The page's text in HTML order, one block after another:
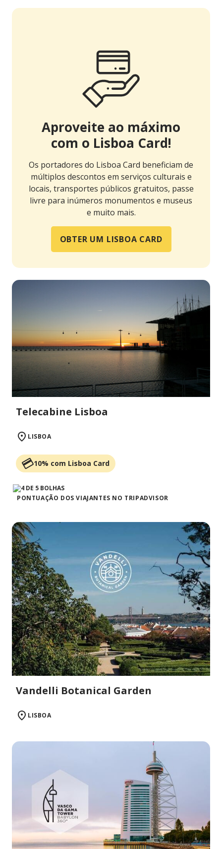
Aproveite ao máximo
com o Lisboa Card!
Os portadores do Lisboa Card beneficiam de
múltiplos descontos em serviços culturais e
locais, transportes públicos gratuitos, passe
livre para inúmeros monumentos e museus
e muito mais.
OBTER UM LISBOA CARD
Telecabine Lisboa
LISBOA
10% com Lisboa Card
PONTUAÇÃO DOS VIAJANTES NO TRIPADVISOR
Vandelli Botanical Garden
LISBOA